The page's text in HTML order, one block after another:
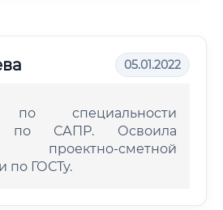
05.01.2022
по специальности
по САПР. Освоила
сметной
по ГОСТу.